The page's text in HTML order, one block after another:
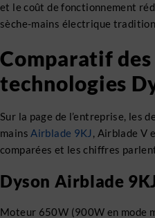
et le coût de fonctionnement
sèche-mains électrique
Comparatif
technologies
Sur la page de l’entreprise, les
mains Airblade 9KJ, Airblade V
comparées et les chiffres parlent
Dyson Airblade
Moteur 650W (900W en mode